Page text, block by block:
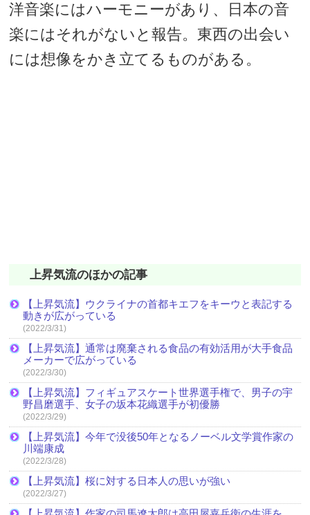
洋音楽にはハーモニーがあり、日本の音
楽にはそれがないと報告。東西の出会い
には想像をかき立てるものがある。
上昇気流のほかの記事
【上昇気流】ウクライナの首都キエフをキーウと表記する
動きが広がっている
(2022/3/31)
【上昇気流】通常は廃棄される食品の有効活用が大手食品
メーカーで広がっている
(2022/3/30)
【上昇気流】フィギュアスケート世界選手権で、男子の宇
野昌磨選手、女子の坂本花織選手が初優勝
(2022/3/29)
【上昇気流】今年で没後50年となるノーベル文学賞作家の
川端康成
(2022/3/28)
【上昇気流】桜に対する日本人の思いが強い
(2022/3/27)